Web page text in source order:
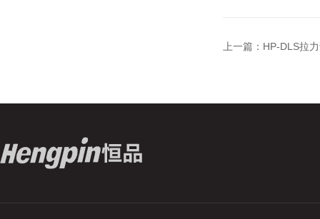
上一篇： HP-DLS拉